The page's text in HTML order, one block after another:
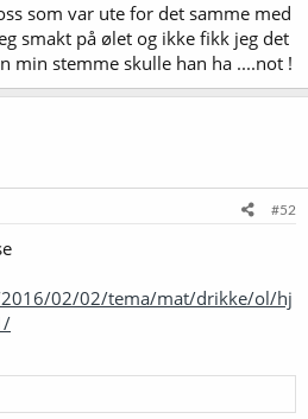
som var ute for det samme med
smakt på ølet og ikke fikk jeg det
min stemme skulle han ha ....not !
#52
02/02/tema/mat/drikke/ol/hj